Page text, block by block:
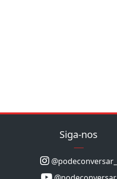
Siga-nos
@podeconversar_